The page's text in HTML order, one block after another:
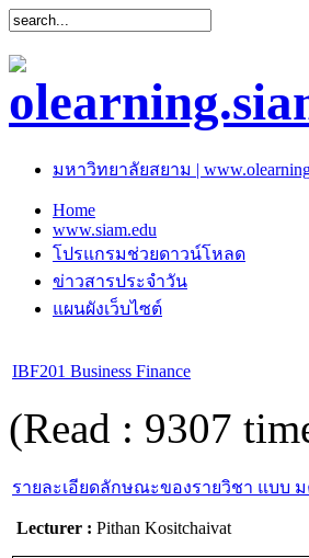
มหาวิทยาลัยสยาม |
Home
www.siam.edu
โปรแกรมช่วยดาวน์โหลด
ข่าวสารประจำวัน
แผนผังเว็บไซต์
IBF201 Business Finance
(Read : 9307
รายละเอียดลักษณะของรายวิชา แบบ ม
Lecturer : Pithan Kositchaivat